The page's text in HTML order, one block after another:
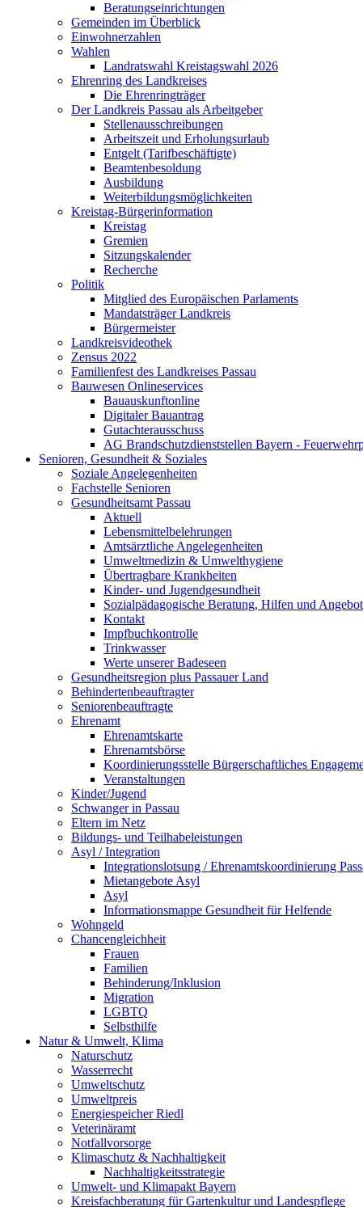
Beratungseinrichtungen
Gemeinden im Überblick
Einwohnerzahlen
Wahlen
Landratswahl Kreistagswahl 2026
Ehrenring des Landkreises
Die Ehrenringträger
Der Landkreis Passau als Arbeitgeber
Stellenausschreibungen
Arbeitszeit und Erholungsurlaub
Entgelt (Tarifbeschäftigte)
Beamtenbesoldung
Ausbildung
Weiterbildungsmöglichkeiten
Kreistag-Bürgerinformation
Kreistag
Gremien
Sitzungskalender
Recherche
Politik
Mitglied des Europäischen Parlaments
Mandatsträger Landkreis
Bürgermeister
Landkreisvideothek
Zensus 2022
Familienfest des Landkreises Passau
Bauwesen Onlineservices
Bauauskunftonline
Digitaler Bauantrag
Gutachterausschuss
AG Brandschutzdienststellen Bayern -
Senioren, Gesundheit & Soziales
Soziale Angelegenheiten
Fachstelle Senioren
Gesundheitsamt Passau
Aktuell
Lebensmittelbelehrungen
Amtsärztliche Angelegenheiten
Umweltmedizin & Umwelthygiene
Übertragbare Krankheiten
Kinder- und Jugendgesundheit
Sozialpädagogische Beratung, Hilfen und
Kontakt
Impfbuchkontrolle
Trinkwasser
Werte unserer Badeseen
Gesundheitsregion plus Passauer Land
Behindertenbeauftragter
Seniorenbeauftragte
Ehrenamt
Ehrenamtskarte
Ehrenamtsbörse
Koordinierungsstelle Bürgerschaftliches
Veranstaltungen
Kinder/Jugend
Schwanger in Passau
Eltern im Netz
Bildungs- und Teilhabeleistungen
Asyl / Integration
Integrationslotsung / Ehrenamtskoordinierung
Mietangebote Asyl
Asyl
Informationsmappe Gesundheit für Helfende
Wohngeld
Chancengleichheit
Frauen
Familien
Behinderung/Inklusion
Migration
LGBTQ
Selbsthilfe
Natur & Umwelt, Klima
Naturschutz
Wasserrecht
Umweltschutz
Umweltpreis
Energiespeicher Riedl
Veterinäramt
Notfallvorsorge
Klimaschutz & Nachhaltigkeit
Nachhaltigkeitsstrategie
Umwelt- und Klimapakt Bayern
Kreisfachberatung für Gartenkultur und Landespflege